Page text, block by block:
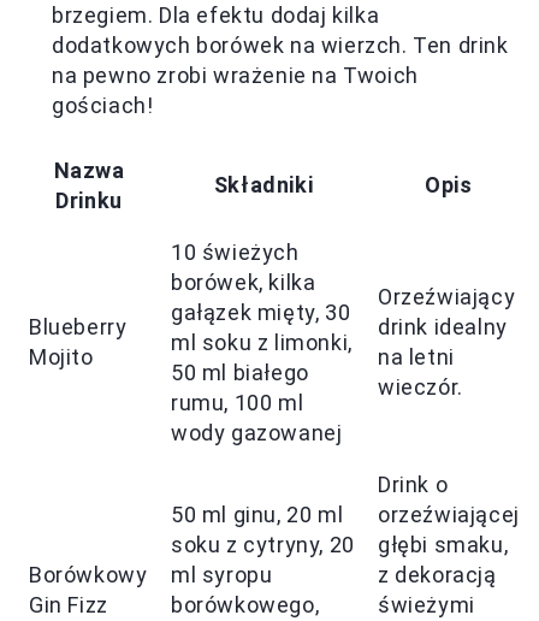
brzegiem. Dla efektu dodaj kilka
dodatkowych borówek na wierzch. Ten drink
na pewno zrobi wrażenie na Twoich
gościach!
Nazwa
Drinku
Składniki Opis
Blueberry
Mojito
10 świeżych
borówek, kilka
gałązek mięty, 30
ml soku z limonki,
50 ml białego
rumu, 100 ml
wody gazowanej
Orzeźwiający
drink idealny
na letni
wieczór.
Borówkowy
Gin Fizz
50 ml ginu, 20 ml
soku z cytryny, 20
ml syropu
borówkowego,
Drink o
orzeźwiającej
głębi smaku,
z dekoracją
świeżymi